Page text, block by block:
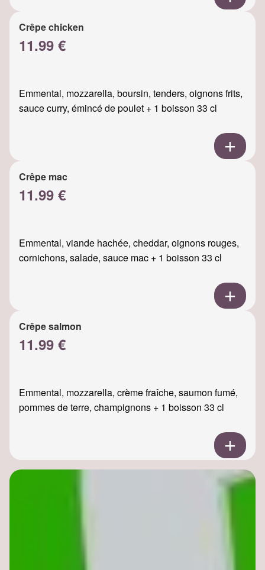
Crêpe chicken
11.99 €
Emmental, mozzarella, boursin, tenders, oignons frits,
sauce curry, émincé de poulet + 1 boisson 33 cl
Crêpe mac
11.99 €
Emmental, viande hachée, cheddar, oignons rouges,
cornichons, salade, sauce mac + 1 boisson 33 cl
Crêpe salmon
11.99 €
Emmental, mozzarella, crème fraîche, saumon fumé,
pommes de terre, champignons + 1 boisson 33 cl